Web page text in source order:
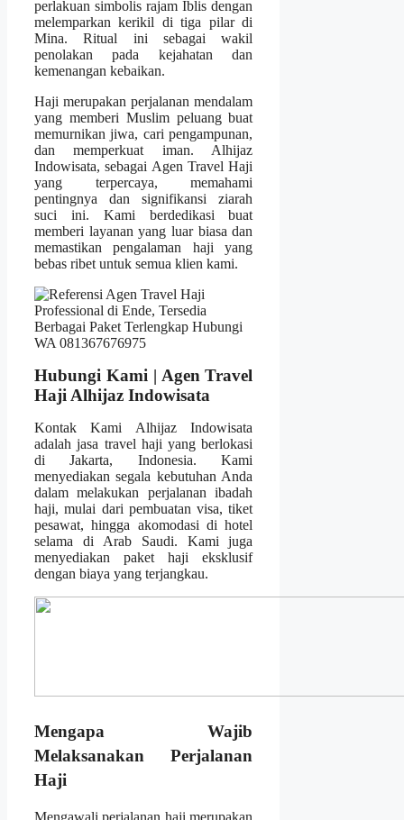
perlakuan simbolis rajam Iblis dengan
melemparkan kerikil di tiga pilar di
Mina. Ritual ini sebagai wakil
penolakan pada kejahatan dan
kemenangan kebaikan.
Haji merupakan perjalanan mendalam
yang memberi Muslim peluang buat
memurnikan jiwa, cari pengampunan,
dan memperkuat iman. Alhijaz
Indowisata, sebagai Agen Travel Haji
yang terpercaya, memahami
pentingnya dan signifikansi ziarah
suci ini. Kami berdedikasi buat
memberi layanan yang luar biasa dan
memastikan pengalaman haji yang
bebas ribet untuk semua klien kami.
Hubungi Kami | Agen Travel
Haji Alhijaz Indowisata
Kontak Kami Alhijaz Indowisata
adalah jasa travel haji yang berlokasi
di Jakarta, Indonesia. Kami
menyediakan segala kebutuhan Anda
dalam melakukan perjalanan ibadah
haji, mulai dari pembuatan visa, tiket
pesawat, hingga akomodasi di hotel
selama di Arab Saudi. Kami juga
menyediakan paket haji eksklusif
dengan biaya yang terjangkau.
Mengapa Wajib
Melaksanakan Perjalanan
Haji
Mengawali perjalanan haji merupakan